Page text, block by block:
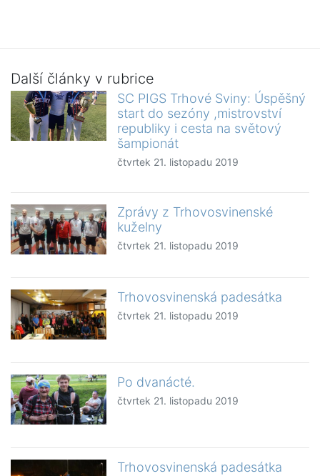
Další články v rubrice
SC PIGS Trhové Sviny: Úspěšný
start do sezóny ,mistrovství
republiky i cesta na světový
šampionát
čtvrtek 21. listopadu 2019
Zprávy z Trhovosvinenské
kuželny
čtvrtek 21. listopadu 2019
Trhovosvinenská padesátka
čtvrtek 21. listopadu 2019
Po dvanácté.
čtvrtek 21. listopadu 2019
Trhovosvinenská padesátka